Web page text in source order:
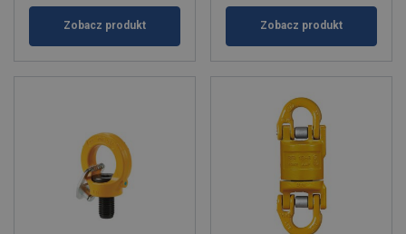
Zobacz produkt Zobacz produkt